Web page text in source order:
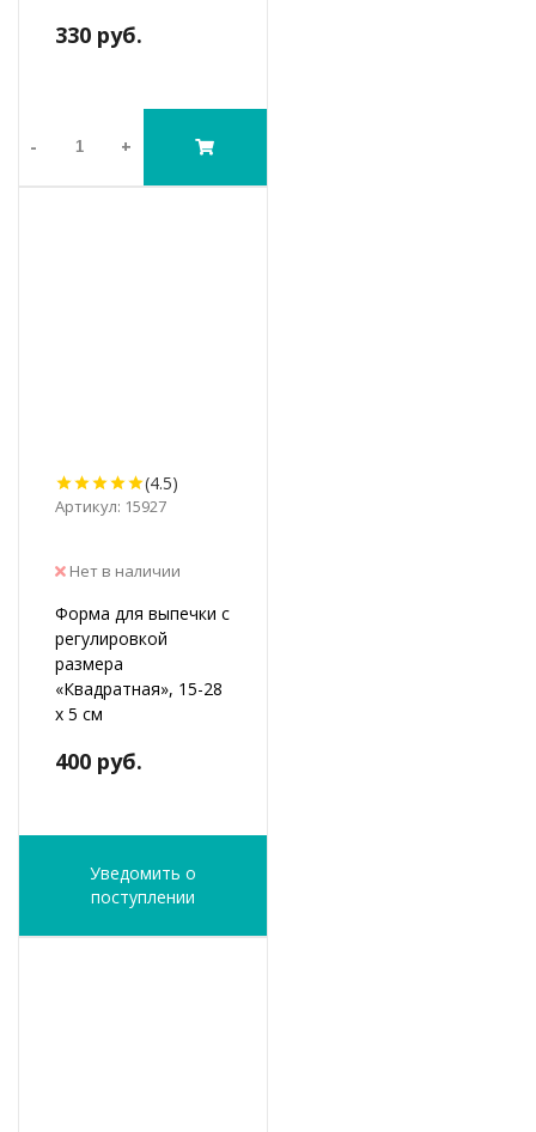
330 руб.
- +
(4.5)
Артикул: 15927
Нет в наличии
Форма для выпечки с
регулировкой
размера
«Квадратная», 15-28
х 5 см
400 руб.
Уведомить о
поступлении